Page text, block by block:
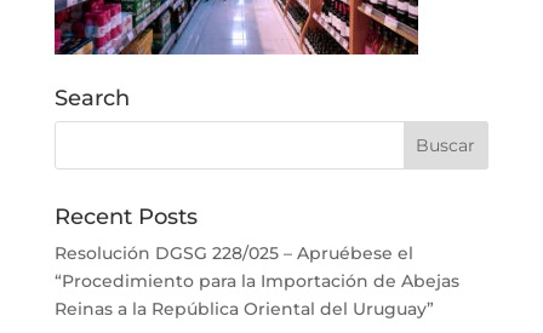
Search
Recent Posts
Resolución DGSG 228/025 – Apruébese el
“Procedimiento para la Importación de Abejas
Reinas a la República Oriental del Uruguay”